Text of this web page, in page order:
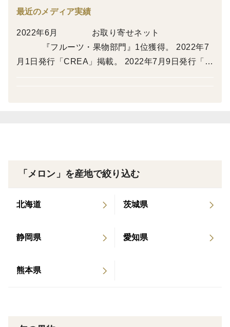
は備考欄にご記入記ださい。
Q食べごろ指定は可能ですか？
A.贈答品以上を優先し、できるだけご希望に添えるよう
にいたしますが、収穫日の関係でご希望に添えない場合
クメロンの品種でも季節に適した種で育成するため果実
くなることがありますが追熟を重ねることで起きること
の商品に関連するQ＆A」の更に下にある「質問を投稿
最近のメディア実績
2022年6月 お取り寄せネット
『フルーツ・果物部門』1位獲得。 2022年7
月1日発行「CREA」掲載。 2022年7月9日発行「サ
「メロン」を産地で絞り込む
北海道 茨城県
静岡県 愛知県
熊本県